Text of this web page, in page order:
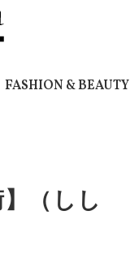
FASHION & BEAUTY
（しし